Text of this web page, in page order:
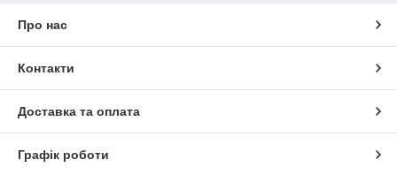
Про нас
Контакти
Доставка та оплата
Графік роботи